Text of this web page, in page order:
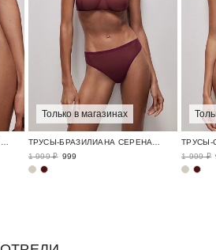
Только в магазинах
1 999 ₽ 999 1 999 ₽